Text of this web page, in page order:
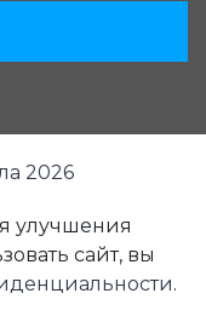
2026
улучшения
сайт, вы
.